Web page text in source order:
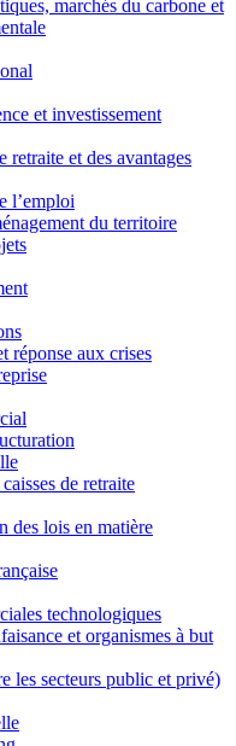
marchés du carbone et
et investissement
retraite et des avantages
l’emploi
du territoire
réponse aux crises
de retraite
des lois en matière
technologiques
et organismes à but
les secteurs public et privé)